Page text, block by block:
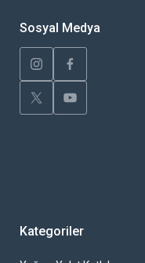
Sosyal Medya
Kategoriler